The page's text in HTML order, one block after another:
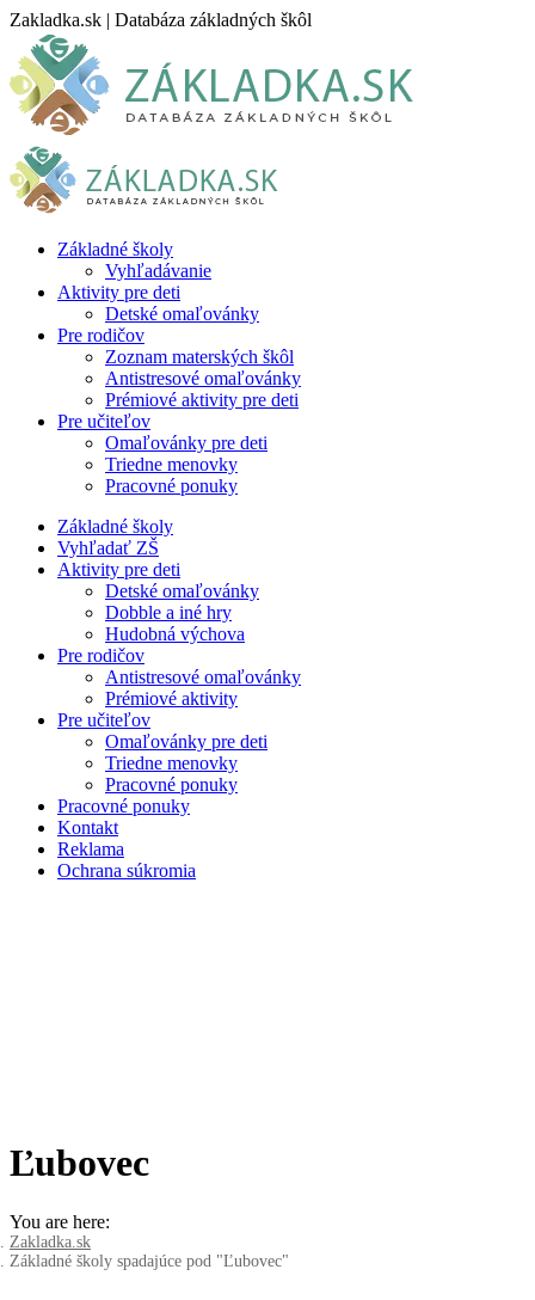
Skip
content
Zakladka.sk | Databáza základných škôl
Základné školy
Vyhľadávanie
Aktivity pre deti
Detské omaľovánky
Pre rodičov
Zoznam materských škôl
Antistresové omaľovánky
Prémiové aktivity pre deti
Pre učiteľov
Omaľovánky pre deti
Triedne menovky
Pracovné ponuky
Základné školy
Vyhľadať ZŠ
Aktivity pre deti
Detské omaľovánky
Dobble a iné hry
Hudobná výchova
Pre rodičov
Antistresové omaľovánky
Prémiové aktivity
Pre učiteľov
Omaľovánky pre deti
Triedne menovky
Pracovné ponuky
Pracovné ponuky
Kontakt
Reklama
Ochrana súkromia
Ľubovec
You are here:
Zakladka.sk
Základné školy spadajúce pod "Ľubovec"